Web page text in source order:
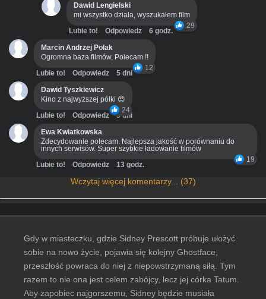
Dawid Lengielski
mi wszystko działa, wyszukałem film
29
Lubie to! Odpowiedz
6 godz.
Marcin Andrzej Polak
Ogromna baza filmów, Polecam !!
12
Lubie to! Odpowiedz
5 dni
Dawid Tyszkiewicz
Kino z najwyższej półki 😍
24
Lubie to! Odpowiedz
3 dni
Ewa Kwiatkowska
Zdecydowanie polecam. Najlepsza jakość w porównaniu do
innych serwisów. Super szybkie ładowanie filmów
19
Lubie to! Odpowiedz 13 godz.
Wczytaj więcej komentarzy... (37)
Gdy w miasteczku, gdzie Sidney Prescott próbuje ułożyć
sobie na nowo życie, pojawia się kolejny Ghostface,
przeszłość powraca do niej z niepowstrzymaną siłą. Tym
razem to nie ona jest celem zabójcy, lecz jej córka Tatum.
Aby zapobiec najgorszemu, Sidney będzie musiała